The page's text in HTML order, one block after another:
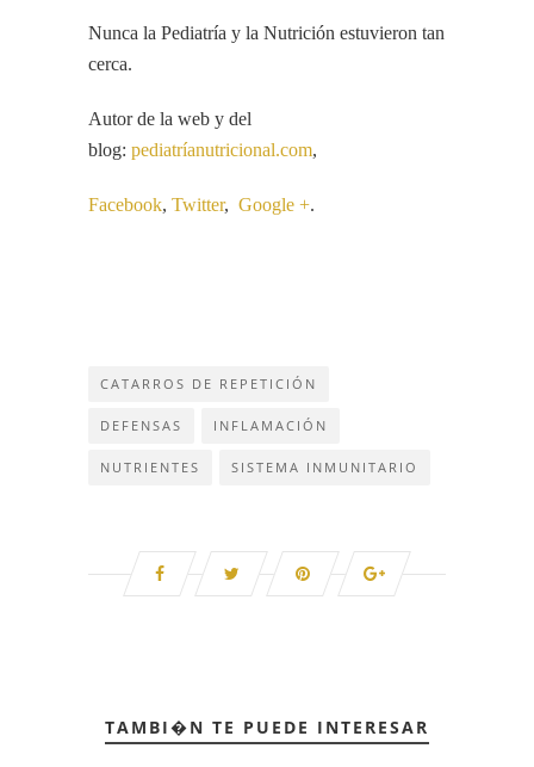
Nunca la Pediatría y la Nutrición estuvieron tan
cerca.
Autor de la web y del
blog: pediatríanutricional.com,
Facebook, Twitter, Google +.
CATARROS DE REPETICIÓN
DEFENSAS INFLAMACIÓN
NUTRIENTES SISTEMA INMUNITARIO
TAMBI�N TE PUEDE INTERESAR